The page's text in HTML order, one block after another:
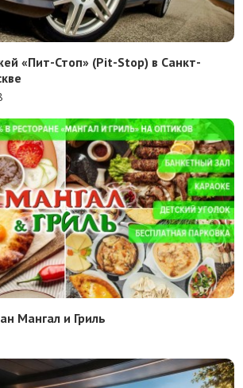
«Пит-Стоп» (Pit-Stop) в Санкт-
Мангал и Гриль